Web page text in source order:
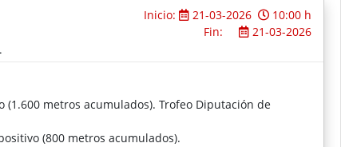
Inicio: 21-03-2026
10:00 h
Fin:
21-03-2026
metros acumulados). Trofeo Diputación de
(800 metros acumulados).